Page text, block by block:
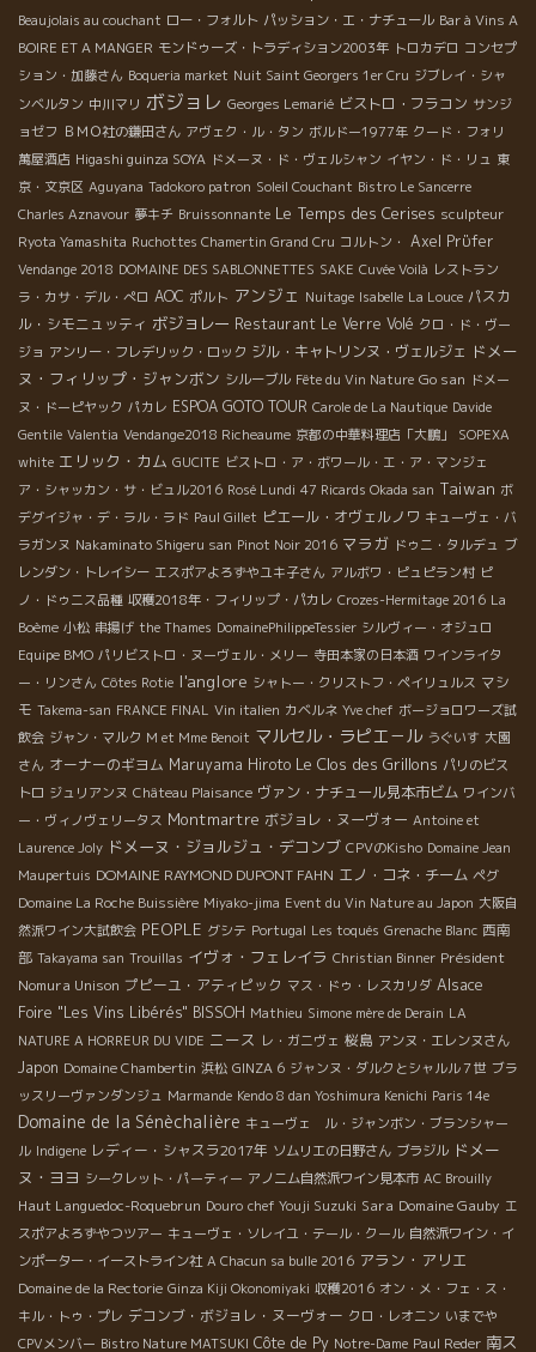
Beaujolais au couchant ロー・フォルト パッション・エ・ナチュール Bar à Vins A
BOIRE ET A MANGER モンドゥーズ・トラディション2003年 トロカデロ コンセプ
ション・加藤さん Boqueria market Nuit Saint Georgers 1er Cru ジブレイ・シャ
ンベルタン 中川マリ ボジョレ Georges Lemarié ビストロ・フラコン サンジ
ョゼフ ＢＭＯ社の鎌田さん アヴェク・ル・タン ボルドー1977年 クード・フォリ
萬屋酒店 Higashi guinza SOYA ドメーヌ・ド・ヴェルシャン イヤン・ド・リュ 東
京・文京区 Aguyana Tadokoro patron Soleil Couchant Bistro Le Sancerre
Charles Aznavour 夢キチ Bruissonnante Le Temps des Cerises sculpteur
Ryota Yamashita Ruchottes Chamertin Grand Cru コルトン・ Axel Prϋfer
Vendange 2018 DOMAINE DES SABLONNETTES SAKE Cuvée Voilà レストラン
ラ・カサ・デル・ぺロ AOC ポルト アンジェ Nuitage Isabelle La Louce パスカ
ル・シモニュッティ ボジョレー Restaurant Le Verre Volé クロ・ド・ヴー
ジョ アンリー・フレデリック・ロック ジル・キャトリンヌ・ヴェルジェ ドメー
ヌ・フィリップ・ジャンボン シルーブル Fête du Vin Nature Go san ドメー
ヌ・ドーピヤック パカレ ESPOA GOTO TOUR Carole de La Nautique Davide
Gentile Valentia Vendange2018 Richeaume 京都の中華料理店「大鵬」
SOPEXA
white エリック・カム GUCITE ビストロ・ア・ボワール・エ・ア・マンジェ
ア・シャッカン・サ・ビュル2016 Rosé Lundi 47 Ricards Okada san Taiwan ボ
デグイジャ・デ・ラル・ラド Paul Gillet ピエール・オヴェルノワ キューヴェ・バ
ラガンヌ Nakaminato Shigeru san Pinot Noir 2016 マラガ ドゥニ・タルデュ ブ
レンダン・トレイシー エスポアよろずやユキ子さん アルボワ・ピュピラン村 ピ
ノ・ドゥニス品種 収穫2018年・フィリップ・パカレ Crozes-Hermitage 2016 La
Boème 小松 串揚げ the Thames DomainePhilippeTessier シルヴィー・オジュロ
Equipe BMO パリビストロ・ヌーヴェル・メリー 寺田本家の日本酒 ワインライタ
ー・リンさん Côtes Rotie l'anglore シャトー・クリストフ・ペイリュルス マシ
モ Takema-san FRANCE FINAL Vin italien カベルネ Yve chef ボージョロワーズ試
飲会 ジャン・マルク M et Mme Benoit マルセル・ラピエ－ル うぐいす 大園
さん オーナーのギヨム Maruyama Hiroto Le Clos des Grillons パリのビス
トロ ジュリアンヌ Château Plaisance ヴァン・ナチュール見本市ビム ワインバ
ー・ヴィノヴェリータス Montmartre ボジョレ・ヌーヴォー Antoine et
Laurence Joly ドメーヌ・ジョルジュ・デコンブ CPVのKisho Domaine Jean
Maupertuis DOMAINE RAYMOND DUPONT FAHN エノ・コネ・チーム ペグ
Domaine La Roche Buissière Miyako-jima Event du Vin Nature au Japon 大阪自
然派ワイン大試飲会 PEOPLE グシテ Portugal Les toqués Grenache Blanc 西南
部 Takayama san Trouillas イヴォ・フェレイラ Christian Binner Président
Nomura Unison プピーユ・アティピック マス・ドゥ・レスカリダ Alsace
Foire "Les Vins Libérés" BISSOH Mathieu Simone mère de Derain LA
NATURE A HORREUR DU VIDE ニース レ・ガニヴェ 桜島 アンヌ・エレンヌさん
Japon Domaine Chambertin 浜松 GINZA 6 ジャンヌ・ダルクとシャルル７世 ブラ
ッスリーヴァンダンジュ Marmande Kendo 8 dan Yoshimura Kenichi Paris 14e
Domaine de la Sénèchalière キューヴェ ル・ジャンボン・ブランシャー
ル Indigene レディー・シャスラ2017年 ソムリエの日野さん ブラジル ドメー
ヌ・ヨヨ シークレット・パーティー アノニム自然派ワイン見本市 AC Brouilly
Haut Languedoc-Roquebrun Douro chef Youji Suzuki Sara Domaine Gauby エ
スポアよろずやつツアー キューヴェ・ソレイユ・テール・クール 自然派ワイン・イ
ンポーター・イーストライン社 A Chacun sa bulle 2016 アラン・アリエ
Domaine de la Rectorie Ginza Kiji Okonomiyaki 収穫2016 オン・メ・フェ・ス・
キル・トゥ・プレ デコンブ・ボジョレ・ヌーヴォー クロ・レオニン いまでや
CPVメンバー Bistro Nature MATSUKI Côte de Py Notre-Dame Paul Reder 南ス